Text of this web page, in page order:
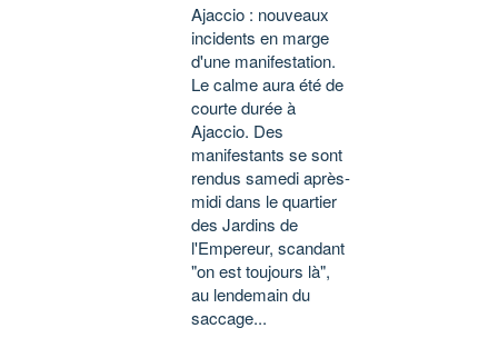
Ajaccio : nouveaux
incidents en marge
d'une manifestation.
Le calme aura été de
courte durée à
Ajaccio. Des
manifestants se sont
rendus samedi après-
midi dans le quartier
des Jardins de
l'Empereur, scandant
"on est toujours là",
au lendemain du
saccage...